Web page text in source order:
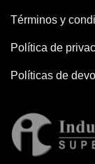
Términos y
Política de
Políticas de